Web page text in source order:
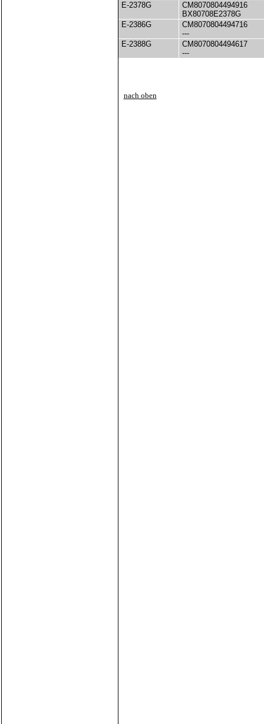
E-2378G
CM8070804494916
BX80708E2378G
E-2386G
CM8070804494716
---
E-2388G
CM8070804494617
---
nach oben